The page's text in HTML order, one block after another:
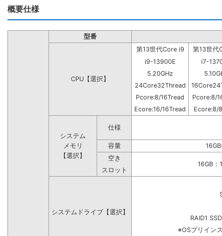
概要仕様
型番
CPU【選択】
第13世代Core i9
第13世代
i9-13900E
i7-
5.20GHz
24Core32Thread
Pcore:8/16Tread
Pcore:8/
Ecore:16/16Tread
Ecore:8/
システム
メモリ
【選択】
仕様
容量
空き
16GB
スロット
システムドライブ【選択】
RAID1
※OSプリイン